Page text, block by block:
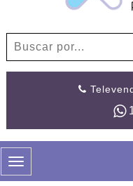
Toggle
navigation